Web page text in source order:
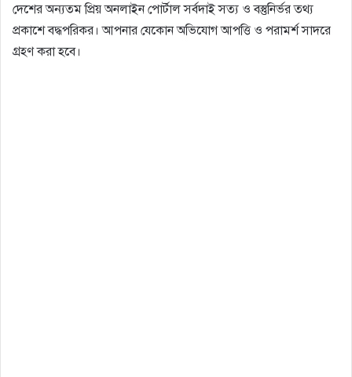
দেশের অন্যতম প্রিয় অনলাইন পোর্টাল সর্বদাই সত্য ও বস্তুনির্ভর তথ্য
প্রকাশে বদ্ধপরিকর। আপনার যেকোন অভিযোগ আপত্তি ও পরামর্শ সাদরে
গ্রহণ করা হবে।